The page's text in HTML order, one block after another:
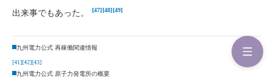
出来事でもあった。
[47][48][49]
九州電力公式 再稼働関連情報
[41][42][43]
九州電力公式 原子力発電所の概要